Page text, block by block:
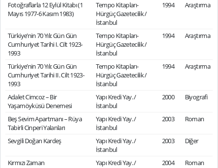
Fotoğraflarla 12 Eylül Kitabı (1
Mayıs 1977-6 Kasım 1983)
Tempo Kitapları-
Hürgüç Gazetecilik /
İstanbul
1994 Araştırma
Türkiye’nin 70 Yılı: Gün Gün
Cumhuriyet Tarihi I. Cilt 1923-
1993
Tempo Kitapları-
Hürgüç Gazetecilik /
İstanbul
1994 Araştırma
Türkiye’nin 70 Yılı: Gün Gün
Cumhuriyet Tarihi II. Cilt 1923-
1993
Tempo Kitapları-
Hürgüç Gazetecilik /
İstanbul
1994 Araştırma
Adalet Cimcoz – Bir
Yaşamöyküsü Denemesi
Yapı Kredi Yay. /
İstanbul
2000 Biyografi
Beş Sevim Apartmanı – Rüya
Tabirli Cinperi Yalanları
Yapı Kredi Yay. /
İstanbul
2003 Roman
Sevgili Doğan Kardeş
Yapı Kredi Yay. /
İstanbul
2003 Diğer
Kırmızı Zaman
Yapı Kredi Yay. /
2004 Roman